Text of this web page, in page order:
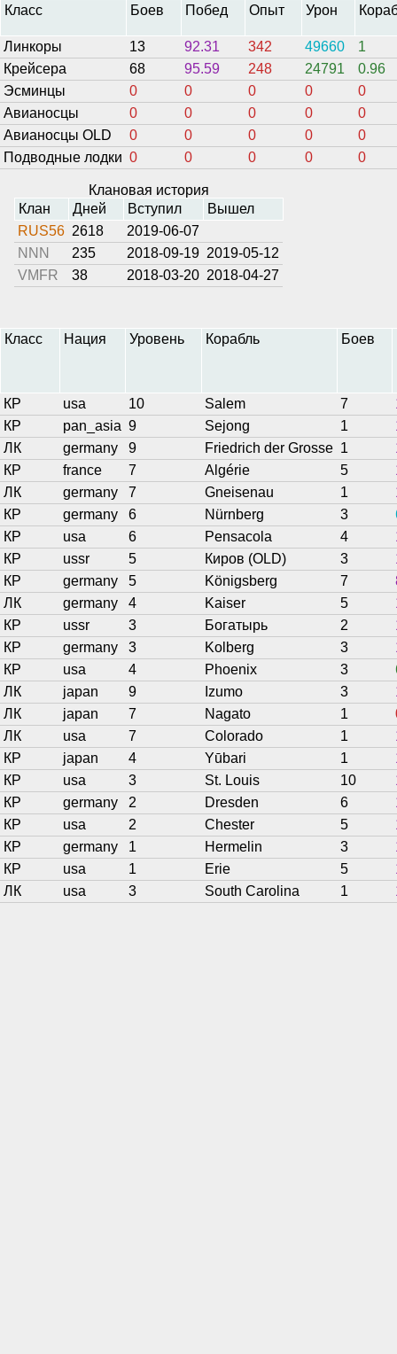
Класс Боев Побед Опыт Урон
Линкоры 13 92.31 342 49660
1
Крейсера
68 95.59 248 24791
0.96
Эсминцы
0 0 0 0
0
Авианосцы
0 0 0 0
0
Авианосцы OLD
0 0 0 0
0
Подводные лодки 0 0 0 0 0
Клановая история
Клан
Дней Вступил
Вышел
RUS56 2618
2019-06-07
NNN
235 2018-09-19 2019-05-12
VMFR
38 2018-03-20 2018-04-27
Класс Нация Уровень Корабль Боев
КР usa 10 Salem 7
КР
pan_asia 9 Sejong 1
ЛК
germany 9 Friedrich der Grosse 1
КР
france 7 Algérie 5
ЛК
germany 7 Gneisenau 1
КР
germany 6 Nürnberg 3
КР
usa 6 Pensacola 4
КР
ussr 5 Киров (OLD) 3
КР
germany 5 Königsberg 7
ЛК
germany 4 Kaiser 5
КР
ussr 3 Богатырь 2
КР
germany 3 Kolberg 3
КР
usa 4 Phoenix 3
ЛК
japan 9 Izumo 3
ЛК
japan 7 Nagato 1
ЛК
usa 7 Colorado 1
КР
japan 4 Yūbari 1
КР
usa 3 St. Louis 10
КР
germany 2 Dresden 6
КР
usa 2 Chester 5
КР
germany 1 Hermelin 3
КР
usa 1 Erie 5
ЛК
usa 3 South Carolina 1